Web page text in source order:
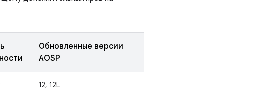
Обновленные версии
AOSP
12, 12L